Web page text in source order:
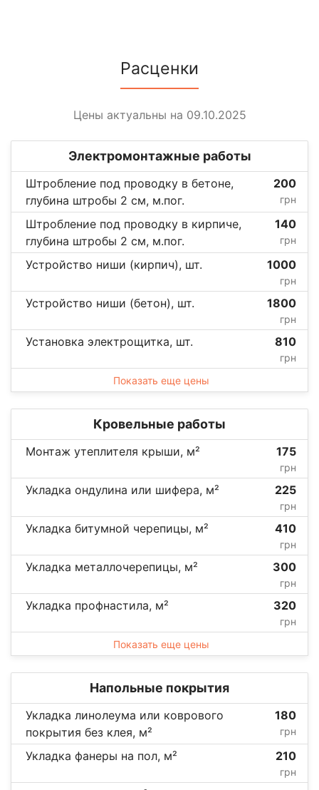
Расценки
Цены актуальны на 09.10.2025
Электромонтажные работы
Штробление под проводку в бетоне,
глубина штробы 2 см, м.пог.
200
грн
Штробление под проводку в кирпиче,
глубина штробы 2 см, м.пог.
140
грн
Устройство ниши (кирпич), шт. 1000
грн
Устройство ниши (бетон), шт. 1800
грн
Установка электрощитка, шт. 810
грн
Показать еще цены
Кровельные работы
Монтаж утеплителя крыши, м² 175
грн
Укладка ондулина или шифера, м² 225
грн
Укладка битумной черепицы, м² 410
грн
Укладка металлочерепицы, м² 300
грн
Укладка профнастила, м² 320
грн
Показать еще цены
Напольные покрытия
Укладка линолеума или коврового
покрытия без клея, м²
180
грн
Укладка фанеры на пол, м² 210
грн